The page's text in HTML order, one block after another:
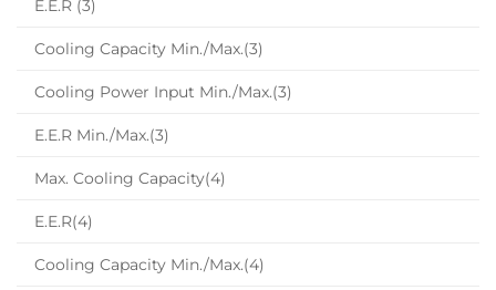
E.E.R (3)
Cooling Capacity Min./Max.(3)
Cooling Power Input Min./Max.(3)
E.E.R Min./Max.(3)
Max. Cooling Capacity(4)
E.E.R(4)
Cooling Capacity Min./Max.(4)